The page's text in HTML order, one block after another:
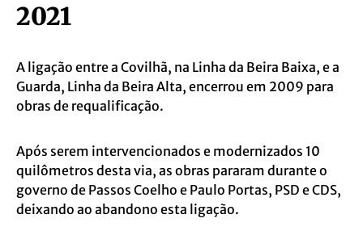
2021
A ligação entre a Covilhã, na Linha da Beira Baixa, e a
Guarda, Linha da Beira Alta, encerrou em 2009 para
obras de requalificação.
Após serem intervencionados e modernizados 10
quilômetros desta via, as obras pararam durante o
governo de Passos Coelho e Paulo Portas, PSD e CDS,
deixando ao abandono esta ligação.